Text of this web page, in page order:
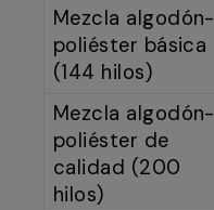
Mezcla algodón-
poliéster básica
(144 hilos)
Mezcla algodón-
poliéster de
calidad (200
hilos)